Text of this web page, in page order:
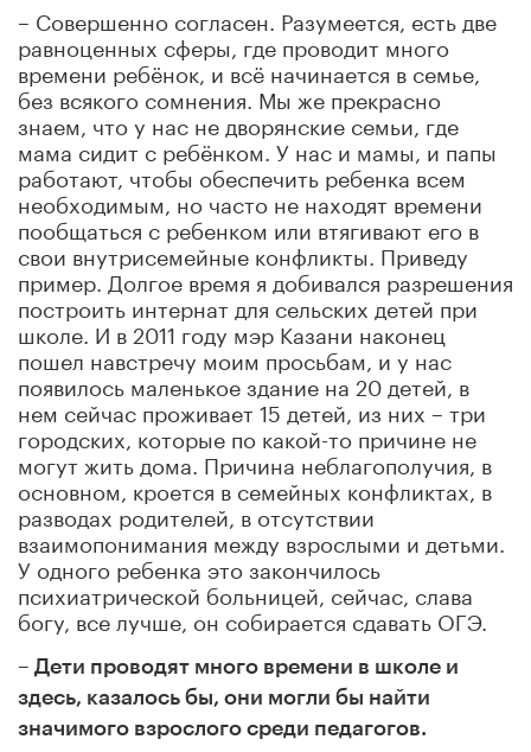
– Совершенно согласен. Разумеется, есть две
равноценных сферы, где проводит много
времени ребёнок, и всё начинается в семье,
без всякого сомнения. Мы же прекрасно
знаем, что у нас не дворянские семьи, где
мама сидит с ребёнком. У нас и мамы, и папы
работают, чтобы обеспечить ребенка всем
необходимым, но часто не находят времени
пообщаться с ребенком или втягивают его в
свои внутрисемейные конфликты. Приведу
пример. Долгое время я добивался разрешения
построить интернат для сельских детей при
школе. И в 2011 году мэр Казани наконец
пошел навстречу моим просьбам, и у нас
появилось маленькое здание на 20 детей, в
нем сейчас проживает 15 детей, из них – три
городских, которые по какой-то причине не
могут жить дома. Причина неблагополучия, в
основном, кроется в семейных конфликтах, в
разводах родителей, в отсутствии
взаимопонимания между взрослыми и детьми.
У одного ребенка это закончилось
психиатрической больницей, сейчас, слава
богу, все лучше, он собирается сдавать ОГЭ.
– Дети проводят много времени в школе и
здесь, казалось бы, они могли бы найти
значимого взрослого среди педагогов.